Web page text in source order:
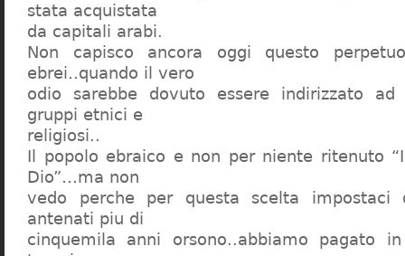
stata acquistata
da capitali arabi.
Non capisco ancora oggi questo
ebrei..quando il vero
odio sarebbe dovuto essere indirizzato
gruppi etnici e
religiosi..
Il popolo ebraico e non per niente ritenuto
Dio”…ma non
vedo perche per questa scelta
antenati piu di
cinquemila anni orsono..abbiamo pagato